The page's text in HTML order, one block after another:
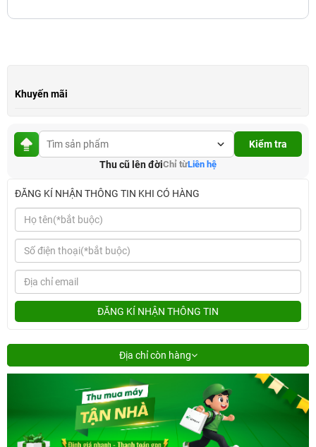
Khuyến mãi
Kiểm tra
Thu cũ lên đờiChỉ từLiên hệ
ĐĂNG KÍ NHẬN THÔNG TIN KHI CÓ HÀNG
ĐĂNG KÍ NHẬN THÔNG TIN
Địa chỉ còn hàng